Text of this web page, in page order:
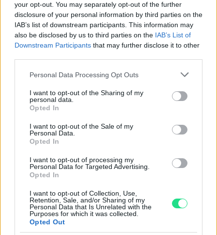
your opt-out. You may separately opt-out of the further
disclosure of your personal information by third parties on the
IAB’s list of downstream participants. This information may
also be disclosed by us to third parties on the IAB’s List of
Downstream Participants that may further disclose it to other
Please note that this website/app uses one or more Google
not limited to your visit or usage behaviour. You may click to
grant or deny consent to Google and its third-party tags to
use your data for below specified purposes in below Google
consent section.
Personal Data Processing Opt Outs
I want to opt-out of the Sharing of my
personal data.
Opted In
I want to opt-out of the Sale of my
Personal Data.
Opted In
I want to opt-out of processing my
Personal Data for Targeted Advertising.
Opted In
I want to opt-out of Collection, Use,
Retention, Sale, and/or Sharing of my
Personal Data that Is Unrelated with the
Purposes for which it was collected.
Opted Out
Set cucito antico - Ditale e
agoraio con astuccio. oro
18kt, di gr.10,7
1.370,00€
Orecchini perle barocche -
Brillanti 0,18ct. H-VS1, oro
18kt.
770,00
Collana Rettangolo - Brillanti
0,35ct. oro 18kt, peso totale
640,00€
Gemelli - Ametista incisa, oro
18kt
Matranga SRL
Evoluzione e tradizione, emozione e precisione, fantasia